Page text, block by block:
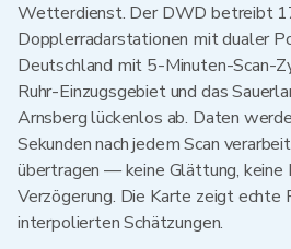
Wetterdienst. Der DWD betreibt
Dopplerradarstationen mit dualer
Deutschland mit 5-Minuten-Scan-
Ruhr-Einzugsgebiet und das
Arnsberg lückenlos ab. Daten
Sekunden nach jedem Scan
übertragen — keine Glättung, keine
Verzögerung. Die Karte zeigt echte
interpolierten Schätzungen.